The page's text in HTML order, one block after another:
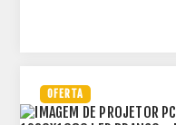
OFERTA